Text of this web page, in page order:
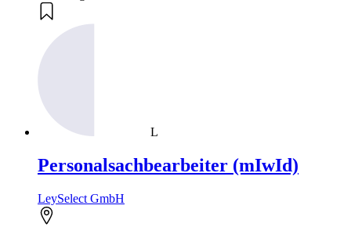
L
Personalsachbearbeiter (mIwId)
LeySelect GmbH